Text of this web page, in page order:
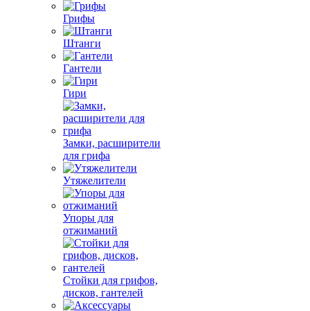
Грифы
Штанги
Гантели
Гири
Замки, расширители
для грифа
Утяжелители
Упоры для
отжиманий
Стойки для грифов,
дисков, гантелей